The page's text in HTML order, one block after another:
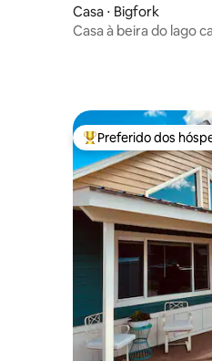
Casa ⋅ Bigfork
Casa à beira do lago
Entre os melhores
Preferido dos